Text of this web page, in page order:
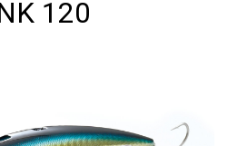
120